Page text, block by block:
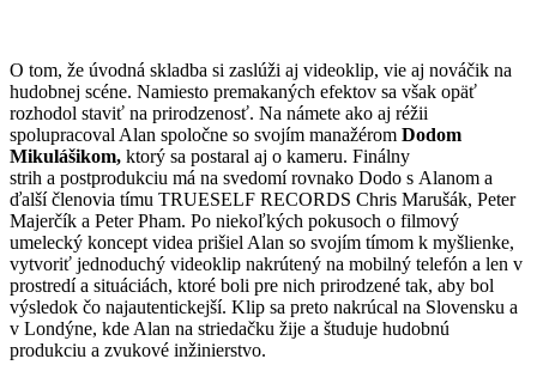
O tom, že úvodná skladba si zaslúži aj videoklip, vie aj nováčik na
hudobnej scéne. Namiesto premakaných efektov sa však opäť
rozhodol staviť na prirodzenosť. Na námete ako aj réžii
spolupracoval Alan spoločne so svojím manažérom Dodom
Mikulášikom, ktorý sa postaral aj o kameru. Finálny
strih a postprodukciu má na svedomí rovnako Dodo s Alanom a
ďalší členovia tímu TRUESELF RECORDS Chris Marušák, Peter
Majerčík a Peter Pham. Po niekoľkých pokusoch o filmový
umelecký koncept videa prišiel Alan so svojím tímom k myšlienke,
vytvoriť jednoduchý videoklip nakrútený na mobilný telefón a len v
prostredí a situáciách, ktoré boli pre nich prirodzené tak, aby bol
výsledok čo najautentickejší. Klip sa preto nakrúcal na Slovensku a
v Londýne, kde Alan na striedačku žije a študuje hudobnú
produkciu a zvukové inžinierstvo.